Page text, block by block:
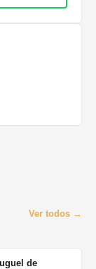
Ver todos →
de